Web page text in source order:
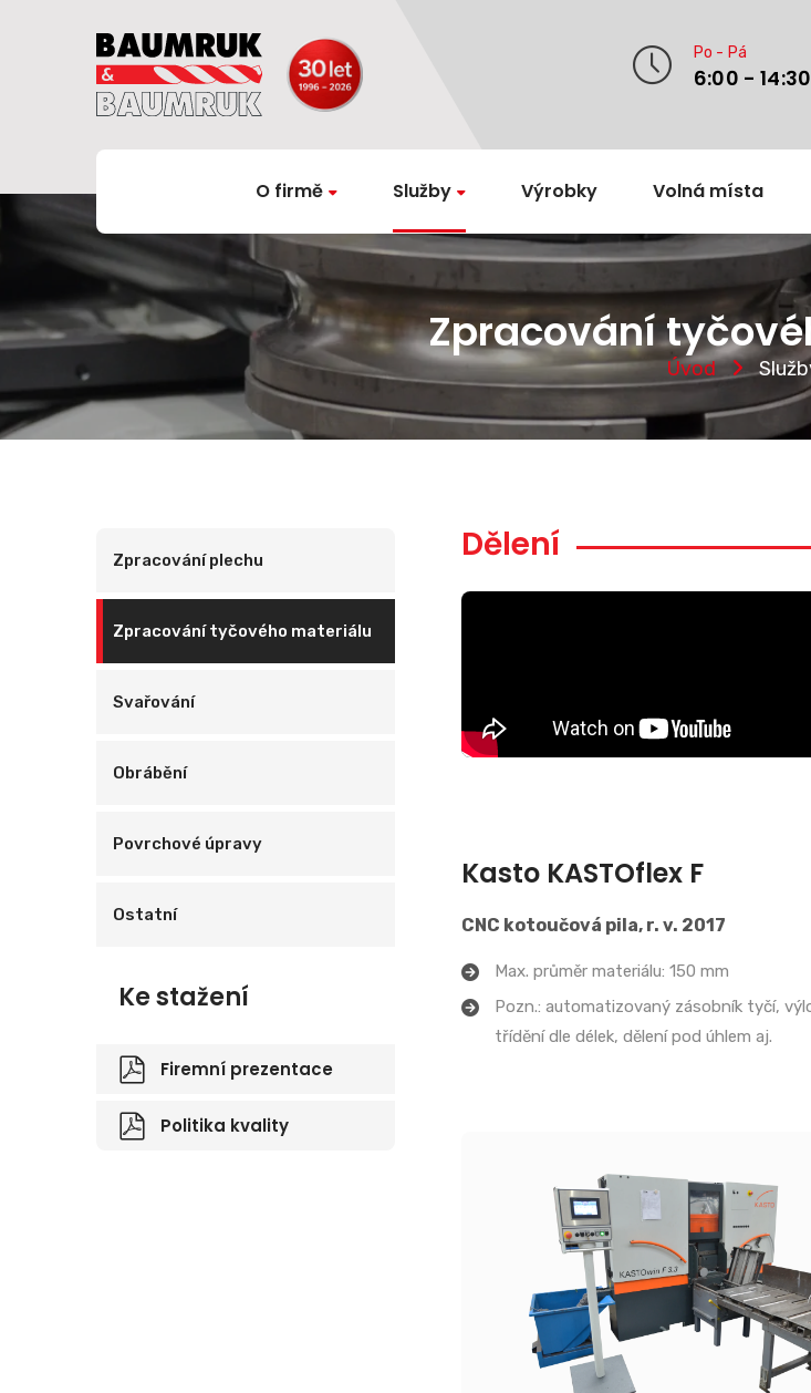
Po - Pá
6:00 - 14:30
O firmě Služby Výrobky Volná místa
Zpracování
Úvod
Zpracování plechu
Zpracování tyčového materiálu
Svařování
Obrábění
Povrchové úpravy
Ostatní
Ke stažení
Firemní prezentace
Politika kvality
Dělení
Kasto KASTOflex F
CNC kotoučová pila, r. v. 2017
Max. průměr materiálu: 150 mm
Pozn.: automatizovaný zásobník tyčí,
třídění dle délek, dělení pod úhlem aj.